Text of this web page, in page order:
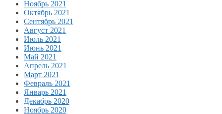
Ноябрь 2021
Октябрь 2021
Сентябрь 2021
Август 2021
Июль 2021
Июнь 2021
Май 2021
Апрель 2021
Март 2021
Февраль 2021
Январь 2021
Декабрь 2020
Ноябрь 2020